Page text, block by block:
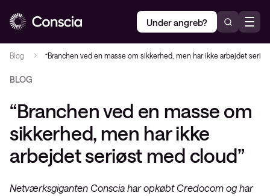
Under angreb?
Blog “Branchen ved en masse om sikkerhed, men har ikke arbejdet
BLOG
“Branchen ved en masse om
sikkerhed, men har ikke
arbejdet seriøst med cloud”
Netværksgiganten Conscia har opkøbt Credocom og har